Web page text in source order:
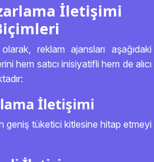
İletişimi
reklam ajansları aşağıdaki
hem satıcı inisiyatifli hem de alıcı
İletişimi
geniş tüketici kitlesine hitap etmeyi